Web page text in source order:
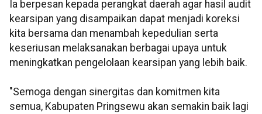
Ia berpesan kepada perangkat daerah agar hasil audit
kearsipan yang disampaikan dapat menjadi koreksi
kita bersama dan menambah kepedulian serta
keseriusan melaksanakan berbagai upaya untuk
meningkatkan pengelolaan kearsipan yang lebih baik.
"Semoga dengan sinergitas dan komitmen kita
semua, Kabupaten Pringsewu akan semakin baik lagi